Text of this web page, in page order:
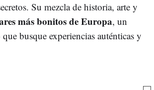
Su mezcla de historia, arte y
más bonitos de Europa, un
busque experiencias auténticas y